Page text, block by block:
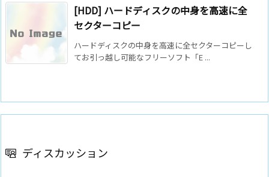
[HDD] ハードディスクの中身を高速に全
セクターコピー
ハードディスクの中身を高速に全セクターコピーし
てお引っ越し可能なフリーソフト「E ...
ディスカッション